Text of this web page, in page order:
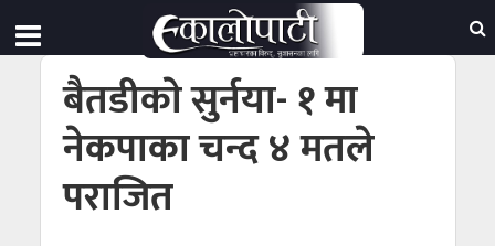
बैतडीकाे सुर्नया- १ मा
नेकपाका चन्द ४ मतले
पराजित